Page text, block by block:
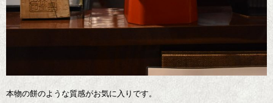
本物の餅のような質感がお気に入りです。